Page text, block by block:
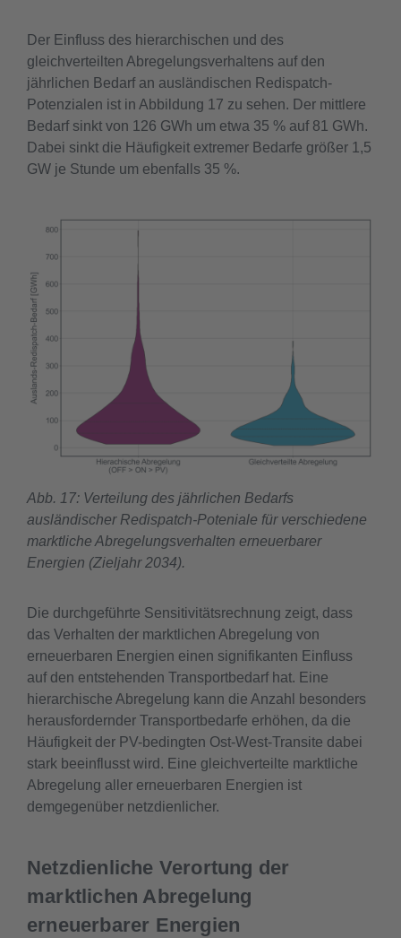
Der Einfluss des hierarchischen und des
gleichverteilten Abregelungsverhaltens auf den
jährlichen Bedarf an ausländischen Redispatch-
Potenzialen ist in Abbildung 17 zu sehen. Der mittlere
Bedarf sinkt von 126 GWh um etwa 35 % auf 81 GWh.
Dabei sinkt die Häufigkeit extremer Bedarfe größer 1,5
GW je Stunde um ebenfalls 35 %.
Abb. 17: Verteilung des jährlichen Bedarfs
ausländischer Redispatch-Poteniale für verschiedene
marktliche Abregelungsverhalten erneuerbarer
Energien (Zieljahr 2034).
Die durchgeführte Sensitivitätsrechnung zeigt, dass
das Verhalten der marktlichen Abregelung von
erneuerbaren Energien einen signifikanten Einfluss
auf den entstehenden Transportbedarf hat. Eine
hierarchische Abregelung kann die Anzahl besonders
herausfordernder Transportbedarfe erhöhen, da die
Häufigkeit der PV-bedingten Ost-West-Transite dabei
stark beeinflusst wird. Eine gleichverteilte marktliche
Abregelung aller erneuerbaren Energien ist
demgegenüber netzdienlicher.
Netzdienliche Verortung der
marktlichen Abregelung
erneuerbarer Energien